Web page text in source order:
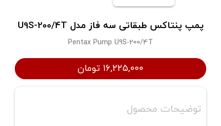
پمپ پنتاکس طبقاتی سه فاز مدل U9S-200/4T
Pentax Pump U9S-200/4T
۱۶,۲۲۵,۰۰۰ تومان
توضیحات محصول